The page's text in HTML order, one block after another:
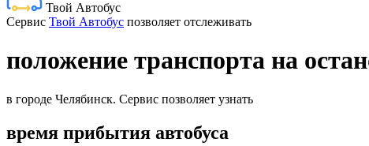
Твой Автобус
Cервис Твой Автобус позволяет отслеживать
положение транспорта на
в городе Челябинск. Сервис позволяет узнать
время прибытия автобуса